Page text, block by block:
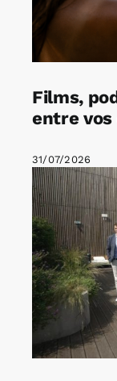
Films,
entre
31/07/2026